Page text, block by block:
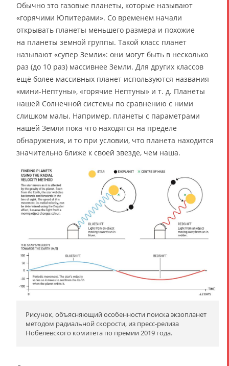
Обычно это газовые планеты, которые называют
«горячими Юпитерами». Со временем начали
открывать планеты меньшего размера и похожие
на планеты земной группы. Такой класс планет
называют «супер Земли»: они могут быть в несколько
раз (до 10 раз) массивнее Земли. Для других классов
ещё более массивных планет используются названия
«мини-Нептуны», «горячие Нептуны» и т. д. Планеты
нашей Солнечной системы по сравнению с ними
слишком малы. Например, планеты с параметрами
нашей Земли пока что находятся на пределе
обнаружения, и то при условии, что планета находится
значительно ближе к своей звезде, чем наша.
Рисунок, объясняющий особенности поиска экзопланет
методом радиальной скорости, из пресс-релиза
Нобелевского комитета по премии 2019 года.